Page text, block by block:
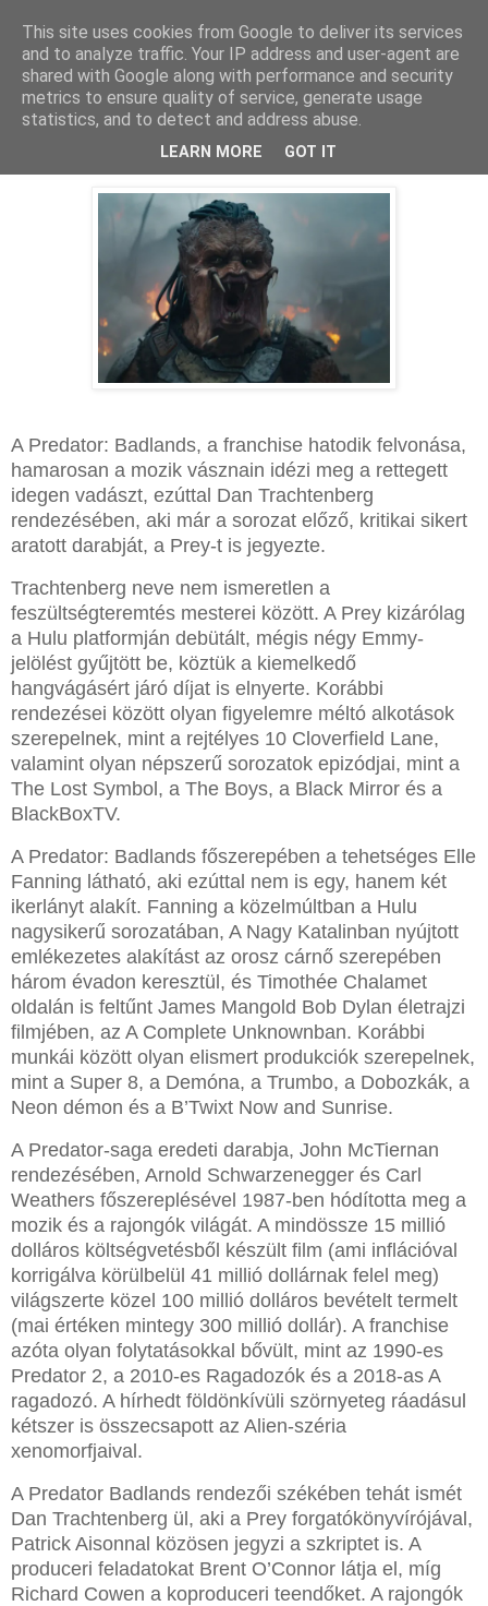
2025. április 23., szerda
Év végén jön a Predator: Badlands
A Predator: Badlands, a franchise hatodik felvonása,
hamarosan a mozik vásznain idézi meg a rettegett
idegen vadászt, ezúttal Dan Trachtenberg
rendezésében, aki már a sorozat előző, kritikai sikert
aratott darabját, a Prey-t is jegyezte.
Trachtenberg neve nem ismeretlen a
feszültségteremtés mesterei között. A Prey kizárólag
a Hulu platformján debütált, mégis négy Emmy-
jelölést gyűjtött be, köztük a kiemelkedő
hangvágásért járó díjat is elnyerte. Korábbi
rendezései között olyan figyelemre méltó alkotások
szerepelnek, mint a rejtélyes 10 Cloverfield Lane,
valamint olyan népszerű sorozatok epizódjai, mint a
The Lost Symbol, a The Boys, a Black Mirror és a
BlackBoxTV.
A Predator: Badlands főszerepében a tehetséges Elle
Fanning látható, aki ezúttal nem is egy, hanem két
ikerlányt alakít. Fanning a közelmúltban a Hulu
nagysikerű sorozatában, A Nagy Katalinban nyújtott
emlékezetes alakítást az orosz cárnő szerepében
három évadon keresztül, és Timothée Chalamet
oldalán is feltűnt James Mangold Bob Dylan életrajzi
filmjében, az A Complete Unknownban. Korábbi
munkái között olyan elismert produkciók szerepelnek,
mint a Super 8, a Demóna, a Trumbo, a Dobozkák, a
Neon démon és a B’Twixt Now and Sunrise.
A Predator-saga eredeti darabja, John McTiernan
rendezésében, Arnold Schwarzenegger és Carl
Weathers főszereplésével 1987-ben hódította meg a
mozik és a rajongók világát. A mindössze 15 millió
dolláros költségvetésből készült film (ami inflációval
korrigálva körülbelül 41 millió dollárnak felel meg)
világszerte közel 100 millió dolláros bevételt termelt
(mai értéken mintegy 300 millió dollár). A franchise
azóta olyan folytatásokkal bővült, mint az 1990-es
Predator 2, a 2010-es Ragadozók és a 2018-as A
ragadozó. A hírhedt földönkívüli szörnyeteg ráadásul
kétszer is összecsapott az Alien-széria
xenomorfjaival.
A Predator Badlands rendezői székében tehát ismét
Dan Trachtenberg ül, aki a Prey forgatókönyvírójával,
Patrick Aisonnal közösen jegyzi a szkriptet is. A
produceri feladatokat Brent O’Connor látja el, míg
Richard Cowen a koproduceri teendőket. A rajongók
This site uses cookies from Google to deliver its services
and to analyze traffic. Your IP address and user-agent are
shared with Google along with performance and security
metrics to ensure quality of service, generate usage
statistics, and to detect and address abuse.
LEARN MORE GOT IT